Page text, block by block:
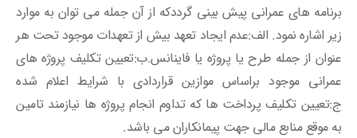
برنامه های عمرانی پیش بینی گرددکه از آن جمله می توان به موارد
زیر اشاره نمود. الف:عدم ایجاد تعهد بیش از تعهدات موجود تحت هر
عنوان از جمله طرح یا پروژه یا فاینانس.ب:تعیین تکلیف پروژه های
عمرانی موجود براساس موازین قراردادی با شرایط اعلام شده
ج:تعیین تکلیف پرداخت ها که تداوم انجام پروژه ها نیازمند تامین
به موقع منابع مالی جهت پیمانکاران می باشد.